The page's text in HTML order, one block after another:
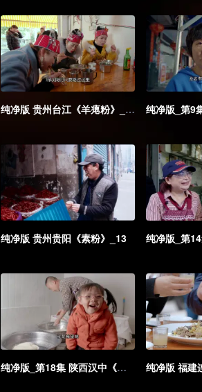
纯净版 贵州台江《羊瘪粉》_08
纯净版 贵州贵阳《素粉》_13
纯净版_第18集 陕西汉中《锅贴》_18